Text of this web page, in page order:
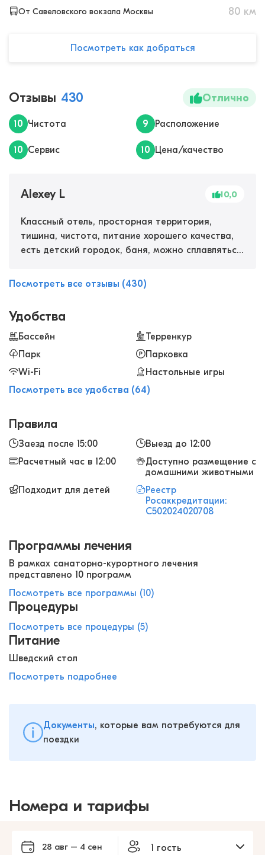
От Савеловского вокзала Москвы 80 км
Посмотреть как добраться
Отзывы 430 Отлично
10 Чистота 9 Расположение
10 Сервис 10 Цена/качество
Alexey L 10,0
Классный отель, просторная территория,
тишина, чистота, питание хорошего качества,
есть детский городок, баня, можно сплавляться
купались в теплом бассейне - это кайф! В спа
есть полотенца, тапочки и халаты. В номере
ежедневно, внимательные и отзывчивые
сотрудники. Существенный плюс - своя
мангальная зона. Питание "шведский стол",
не останетесь! Сервис на уровне.&nbsp;
Посмотреть все отзывы (430)
Удобства
Бассейн
Терренкур
Парк
Парковка
Wi-Fi
Настольные игры
Посмотреть все удобства (64)
Правила
Заезд после 15:00
Выезд до 12:00
Расчетный час в 12:00
Доступно размещение с
домашними животными
Подходит для детей
Реестр
Росаккредитации:
С502024020708
Программы лечения
В рамках санаторно-курортного лечения
представлено 10 программ
Посмотреть все программы (10)
Процедуры
Посмотреть все процедуры (5)
Питание
Шведский стол
Посмотреть подробнее
Документы, которые вам потребуются для
поездки
Номера и тарифы
28 авг – 4 сен 1 гость